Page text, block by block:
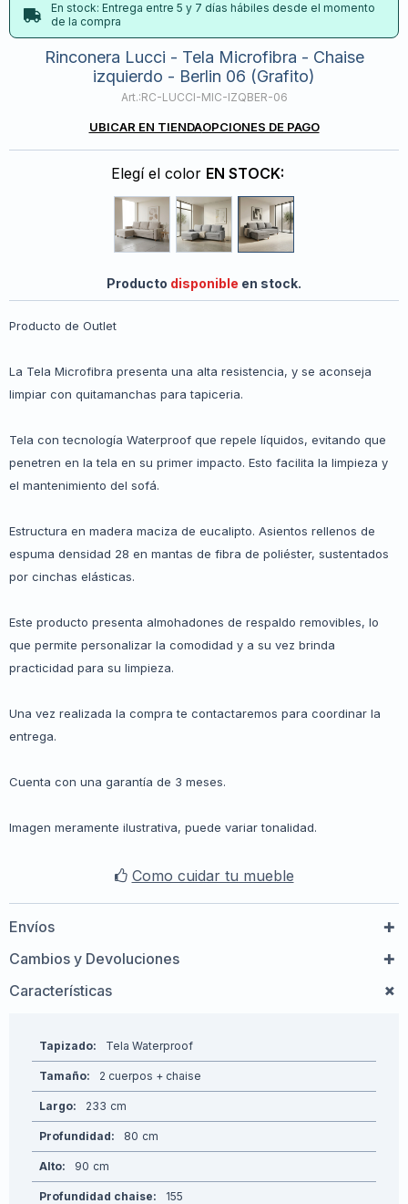
En stock: Entrega entre 5 y 7 días hábiles desde el momento
de la compra
Rinconera Lucci - Tela Microfibra - Chaise
izquierdo - Berlin 06 (Grafito)
RC-LUCCI-MIC-IZQBER-06
UBICAR EN TIENDAOPCIONES DE PAGO
Elegí el color EN STOCK:
Producto disponible en stock.
Producto de Outlet
La Tela Microfibra presenta una alta resistencia, y se aconseja
limpiar con quitamanchas para tapiceria.
Tela con tecnología Waterproof que repele líquidos, evitando que
penetren en la tela en su primer impacto. Esto facilita la limpieza y
el mantenimiento del sofá.
Estructura en madera maciza de eucalipto. Asientos rellenos de
espuma densidad 28 en mantas de fibra de poliéster, sustentados
por cinchas elásticas.
Este producto presenta almohadones de respaldo removibles, lo
que permite personalizar la comodidad y a su vez brinda
practicidad para su limpieza.
Una vez realizada la compra te contactaremos para coordinar la
entrega.
Cuenta con una garantía de 3 meses.
Imagen meramente ilustrativa, puede variar tonalidad.
Como cuidar tu mueble
Envíos
Cambios y Devoluciones
Características
Tapizado Tela Waterproof
Tamaño 2 cuerpos + chaise
Largo 233
Profundidad 80
Alto 90
Profundidad chaise 155